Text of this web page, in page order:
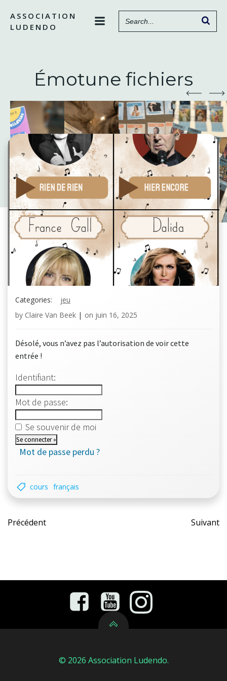
contenu
ASSOCIATION
LUDENDO
Émotune fichiers
Categories:
jeu
by Claire Van Beek | on juin 16, 2025
Désolé, vous n’avez pas l’autorisation de voir cette
entrée !
Identifiant:
Mot de passe:
Se souvenir de moi
Mot de passe perdu ?
cours français
Post
Précédent Suivant
© 2026 Association Ludendo.